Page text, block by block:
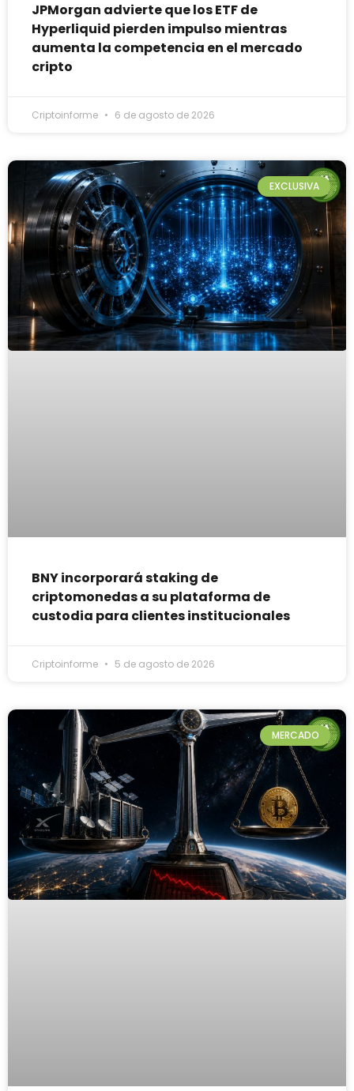
JPMorgan advierte que los ETF de
Hyperliquid pierden impulso mientras
aumenta la competencia en el mercado
cripto
Criptoinforme 6 de agosto de 2026
EXCLUSIVA
BNY incorporará staking de
criptomonedas a su plataforma de
custodia para clientes institucionales
Criptoinforme 5 de agosto de 2026
MERCADO